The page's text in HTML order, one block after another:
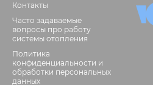
Контакты
Часто задаваемые
вопросы про работу
системы отопления
Политика
конфиденциальности и
обработки персональных
данных